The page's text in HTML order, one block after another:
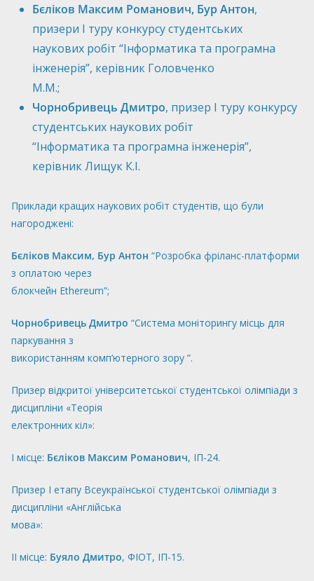
Бєліков Максим Романович, Бур Антон,
призери І туру конкурсу студентських
наукових робіт “Інформатика та програмна
інженерія”, керівник Головченко
М.М.;
Чорнобривець Дмитро, призер І туру конкурсу
студентських наукових робіт
“Інформатика та програмна інженерія”,
керівник Лищук К.І.
Приклади кращих наукових робіт студентів, що були
нагороджені:
Бєліков Максим, Бур Антон “Розробка фріланс-платформи
з оплатою через
блокчейн Ethereum”;
Чорнобривець Дмитро “Система моніторингу місць для
паркування з
використанням комп’ютерного зору ”.
Призер відкритої університетської студентської олімпіади з
дисципліни «Теорія
електронних кіл»:
І місце: Бєліков Максим Романович, ІП-24.
Призер І етапу Всеукраїнської студентської олімпіади з
дисципліни «Англійська
мова»:
ІI місце: Буяло Дмитро, ФІОТ, ІП-15.